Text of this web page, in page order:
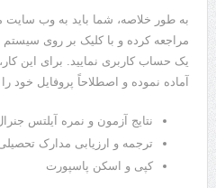
به طور خلاصه، شما باید به وب
مراجعه کرده و با کلیک بر روی سیستم
یک حساب کاربری نمایید. برای این
آماده نموده و اصطلاحاً پروفایل خود
نتایج آزمون و نمره آیلتس
ترجمه و ارزیابی مدارک
کپی و اسکن پاسپورت